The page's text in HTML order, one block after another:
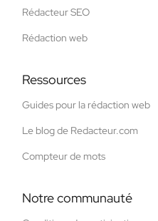
Rédacteur SEO
Rédaction web
Ressources
Guides pour la rédaction web
Le blog de Redacteur.com
Compteur de mots
Notre communauté